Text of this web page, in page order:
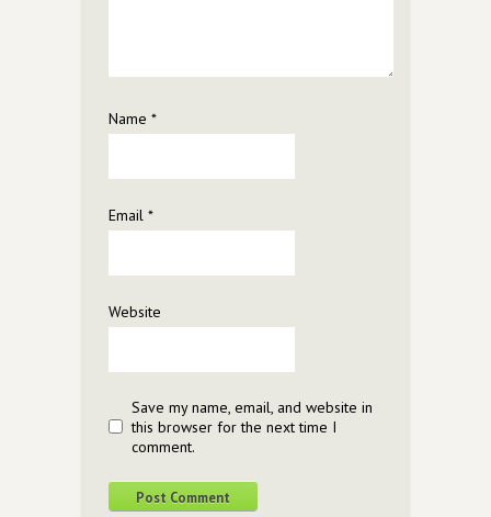
Name *
Email *
Website
Save my name, email, and website in
this browser for the next time I
comment.